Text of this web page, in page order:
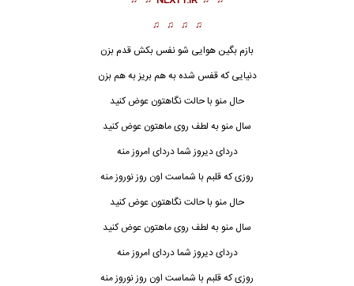
♫ ♫ ♫ ♫
بازم بگین هوایی شو نفس بکش قدم بزن
دنیایی که قفس شده به هم بریز به هم بزن
حال منو با حالت نگاهتون عوض کنید
سال منو به لطف روی ماهتون عوض کنید
دردای دیروز شما دردای امروز منه
روزی که قلبم با شماست اون روز نوروز منه
حال منو با حالت نگاهتون عوض کنید
سال منو به لطف روی ماهتون عوض کنید
دردای دیروز شما دردای امروز منه
روزی که قلبم با شماست اون روز نوروز منه